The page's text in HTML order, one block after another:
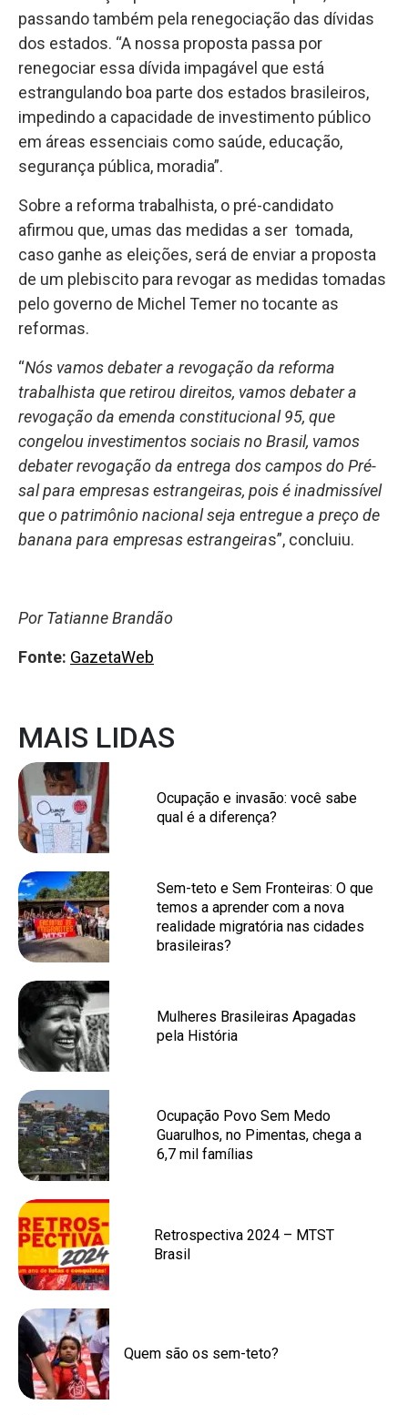
passando também pela renegociação das dívidas
dos estados. “A nossa proposta passa por
renegociar essa dívida impagável que está
estrangulando boa parte dos estados brasileiros,
impedindo a capacidade de investimento público
em áreas essenciais como saúde, educação,
segurança pública, moradia”.
Sobre a reforma trabalhista, o pré-candidato
afirmou que, umas das medidas a ser tomada,
caso ganhe as eleições, será de enviar a proposta
de um plebiscito para revogar as medidas tomadas
pelo governo de Michel Temer no tocante as
reformas.
“Nós vamos debater a revogação da reforma
trabalhista que retirou direitos, vamos debater a
revogação da emenda constitucional 95, que
congelou investimentos sociais no Brasil, vamos
debater revogação da entrega dos campos do Pré-
sal para empresas estrangeiras, pois é inadmissível
que o patrimônio nacional seja entregue a preço de
banana para empresas estrangeiras”, concluiu.
Por Tatianne Brandão
Fonte: GazetaWeb
MAIS LIDAS
Ocupação e invasão: você sabe
qual é a diferença?
Sem-teto e Sem Fronteiras: O que
temos a aprender com a nova
realidade migratória nas cidades
brasileiras?
Mulheres Brasileiras Apagadas
pela História
Ocupação Povo Sem Medo
Guarulhos, no Pimentas, chega a
6,7 mil famílias
Retrospectiva 2024 – MTST
Brasil
Quem são os sem-teto?